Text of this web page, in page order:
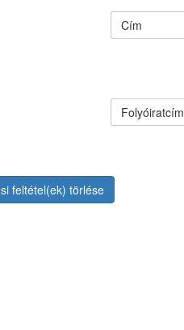
Cím
Folyóiratcím
feltétel(ek) törlése